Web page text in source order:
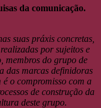
da comunicação.
suas práxis concretas,
por sujeitos e
membros do grupo de
das marcas definidoras
o compromisso com a
de construção da
deste grupo.